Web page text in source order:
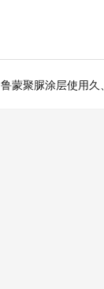
鲁蒙聚脲涂层使用